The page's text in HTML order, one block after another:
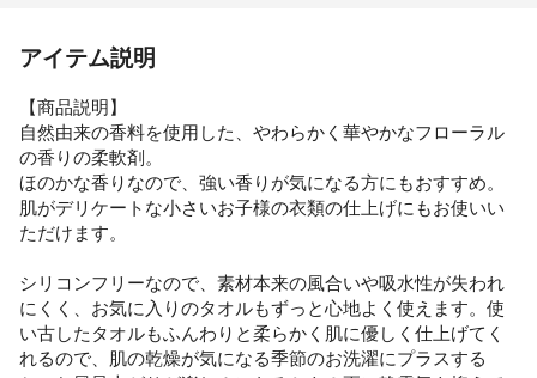
アイテム説明
【商品説明】
自然由来の香料を使用した、やわらかく華やかなフローラル
の香りの柔軟剤。
ほのかな香りなので、強い香りが気になる方にもおすすめ。
肌がデリケートな小さいお子様の衣類の仕上げにもお使いい
ただけます。
シリコンフリーなので、素材本来の風合いや吸水性が失われ
にくく、お気に入りのタオルもずっと心地よく使えます。使
い古したタオルもふんわりと柔らかく肌に優しく仕上げてく
れるので、肌の乾燥が気になる季節のお洗濯にプラスする